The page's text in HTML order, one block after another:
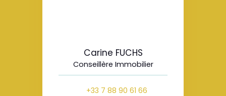
Carine FUCHS
Conseillère Immobilier
+33 7 88 90 61 66